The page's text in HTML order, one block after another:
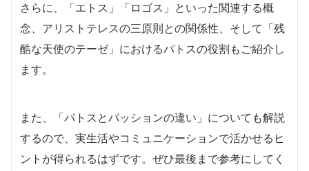
さらに、「エトス」「ロゴス」といった関連する概
念、アリストテレスの三原則との関係性、そして「残
酷な天使のテーゼ」におけるパトスの役割もご紹介し
ます。
また、「パトスとパッションの違い」についても解説
するので、実生活やコミュニケーションで活かせるヒ
ントが得られるはずです。ぜひ最後まで参考にしてく